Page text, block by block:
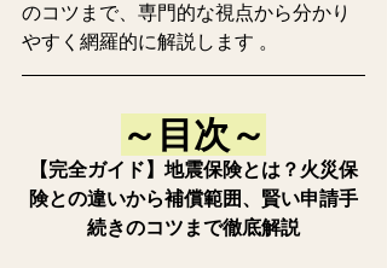
のコツまで、専門的な視点から分かり
やすく網羅的に解説します 。
～目次～
【完全ガイド】地震保険とは？火災保
険との違いから補償範囲、賢い申請手
続きのコツまで徹底解説